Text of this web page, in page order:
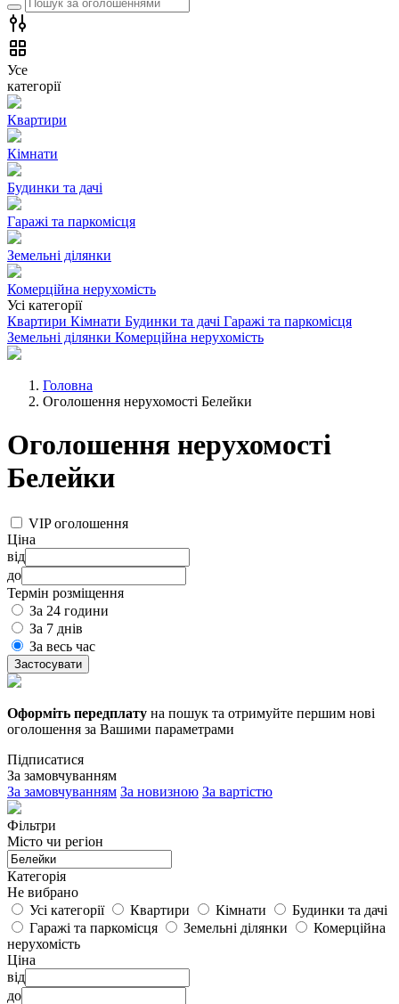
Усе
категорії
Квартири
Кімнати
Будинки та дачі
Гаражі та паркомісця
Земельні ділянки
Комерційна нерухомість
Усі категорії
Квартири Кімнати Будинки та дачі Гаражі та паркомісця
Земельні ділянки Комерційна нерухомість
Головна
Оголошення нерухомості Белейки
Оголошення нерухомості
Белейки
VIP оголошення
Ціна
від
до
Термін розміщення
За 24 години
За 7 днів
За весь час
Застосувати
Оформіть передплату на пошук та отримуйте першим нові
оголошення за Вашими параметрами
Підписатися
За замовчуванням
За замовчуванням За новизною За вартістю
Фільтри
Місто чи регіон
Категорія
Не вибрано
Усі категорії
Квартири Кімнати
Будинки та дачі
Гаражі та паркомісця
Земельні ділянки
Комерційна
нерухомість
Ціна
від
до